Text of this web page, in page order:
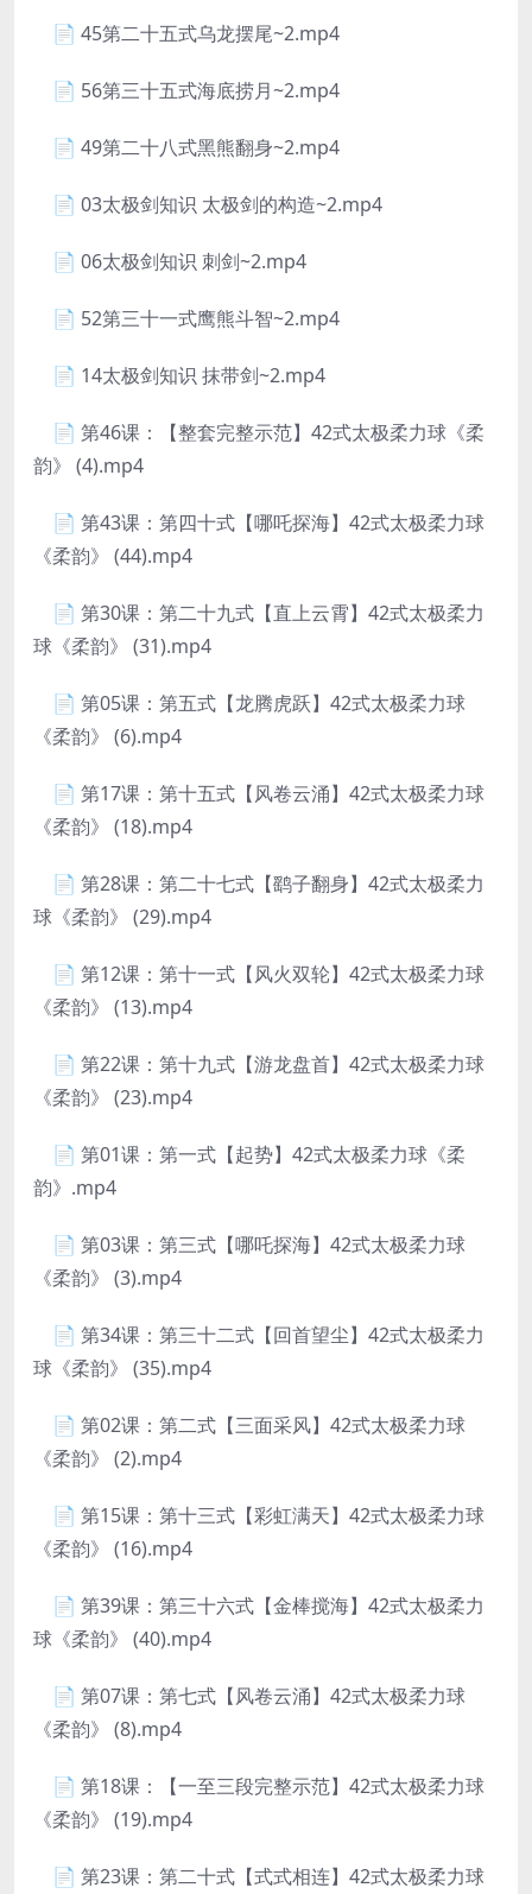
📄 45第二十五式乌龙摆尾~2.mp4
📄 56第三十五式海底捞月~2.mp4
📄 49第二十八式黑熊翻身~2.mp4
📄 03太极剑知识 太极剑的构造~2.mp4
📄 06太极剑知识 刺剑~2.mp4
📄 52第三十一式鹰熊斗智~2.mp4
📄 14太极剑知识 抹带剑~2.mp4
📄 第46课：【整套完整示范】42式太极柔力球《柔
韵》 (4).mp4
📄 第43课：第四十式【哪吒探海】42式太极柔力球
《柔韵》 (44).mp4
📄 第30课：第二十九式【直上云霄】42式太极柔力
球《柔韵》 (31).mp4
📄 第05课：第五式【龙腾虎跃】42式太极柔力球
《柔韵》 (6).mp4
📄 第17课：第十五式【风卷云涌】42式太极柔力球
《柔韵》 (18).mp4
📄 第28课：第二十七式【鹞子翻身】42式太极柔力
球《柔韵》 (29).mp4
📄 第12课：第十一式【风火双轮】42式太极柔力球
《柔韵》 (13).mp4
📄 第22课：第十九式【游龙盘首】42式太极柔力球
《柔韵》 (23).mp4
📄 第01课：第一式【起势】42式太极柔力球《柔
韵》.mp4
📄 第03课：第三式【哪吒探海】42式太极柔力球
《柔韵》 (3).mp4
📄 第34课：第三十二式【回首望尘】42式太极柔力
球《柔韵》 (35).mp4
📄 第02课：第二式【三面采风】42式太极柔力球
《柔韵》 (2).mp4
📄 第15课：第十三式【彩虹满天】42式太极柔力球
《柔韵》 (16).mp4
📄 第39课：第三十六式【金棒搅海】42式太极柔力
球《柔韵》 (40).mp4
📄 第07课：第七式【风卷云涌】42式太极柔力球
《柔韵》 (8).mp4
📄 第18课：【一至三段完整示范】42式太极柔力球
《柔韵》 (19).mp4
📄 第23课：第二十式【式式相连】42式太极柔力球